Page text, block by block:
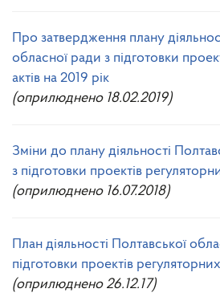
Про затвердження плану
обласної ради з підготовки
актів на 2019 рік
(оприлюднено 18.02.2019)
Зміни до плану діяльності
з підготовки проектів
(оприлюднено 16.07.2018)
План діяльності Полтавської
підготовки проектів
(оприлюднено 26.12.17)